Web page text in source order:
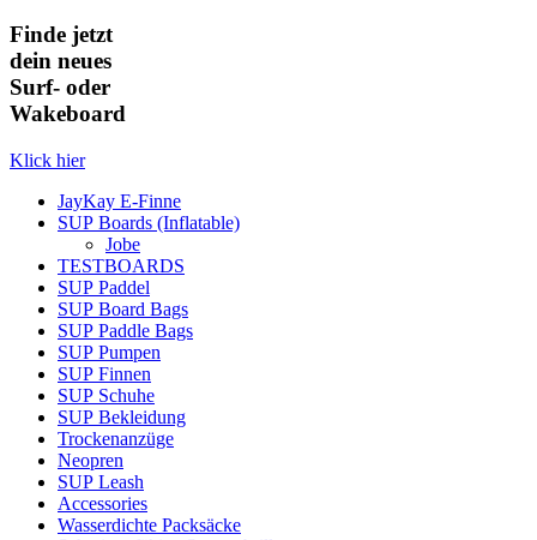
Finde jetzt
dein neues
Surf- oder
Wakeboard
Klick hier
JayKay E-Finne
SUP Boards (Inflatable)
Jobe
TESTBOARDS
SUP Paddel
SUP Board Bags
SUP Paddle Bags
SUP Pumpen
SUP Finnen
SUP Schuhe
SUP Bekleidung
Trockenanzüge
Neopren
SUP Leash
Accessories
Wasserdichte Packsäcke